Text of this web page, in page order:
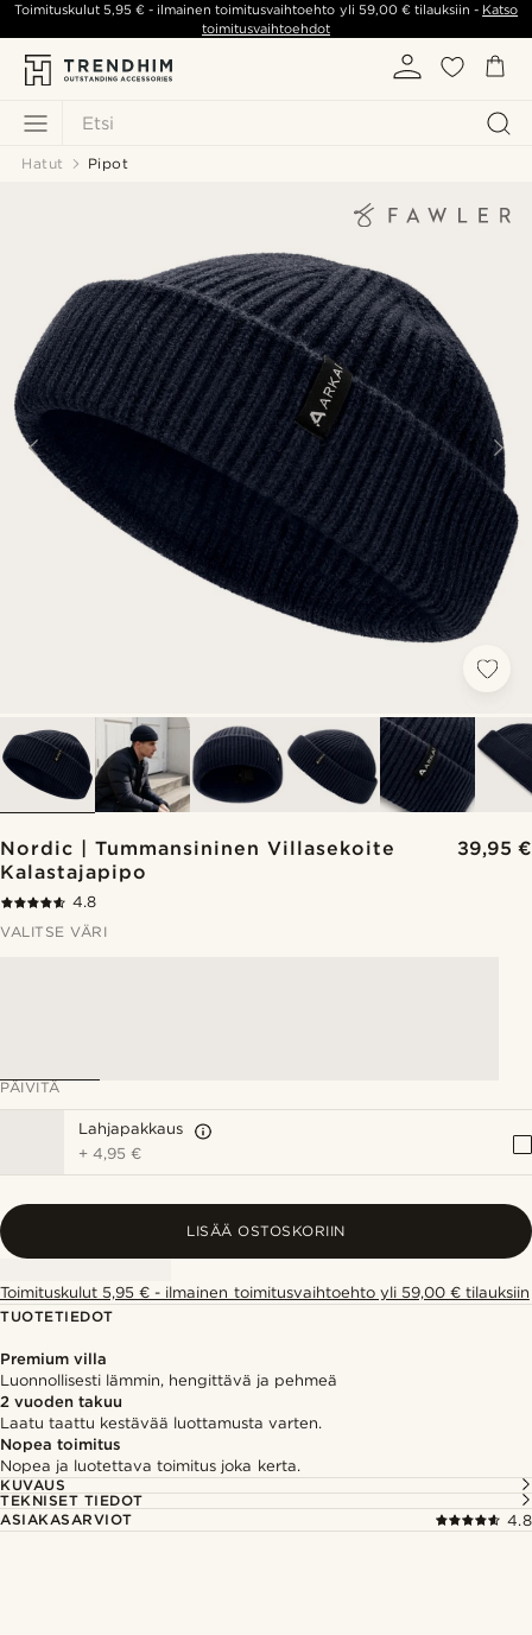
Etsi
Toimituskulut5,95 € - ilmainen toimitusvaihtoehto yli 59,00 €tilauksiin - Katso
toimitusvaihtoehdot
Hatut Pipot
Nordic | Tummansininen Villasekoite
Kalastajapipo
39,95 €
4.8
VALITSE VÄRI
PÄIVITÄ
Lahjapakkaus
+4,95 €
LISÄÄ OSTOSKORIIN
Toimituskulut 5,95 € - ilmainen toimitusvaihtoehto yli 59,00 € tilauksiin
TUOTETIEDOT
Premium villa
Luonnollisesti lämmin, hengittävä ja pehmeä
2 vuoden takuu
Laatu taattu kestävää luottamusta varten.
Nopea toimitus
Nopea ja luotettava toimitus joka kerta.
KUVAUS
TEKNISET TIEDOT
ASIAKASARVIOT
4.8